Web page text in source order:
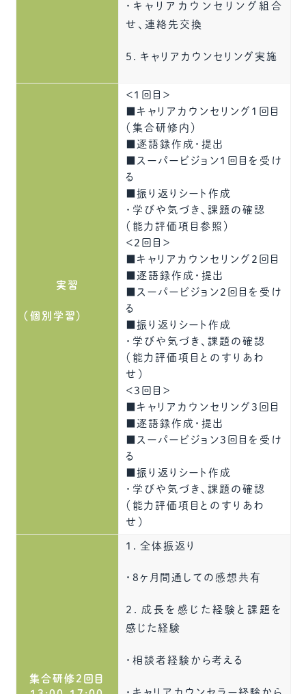
・キャリアカウンセリング組合
せ、連絡先交換
５．キャリアカウンセリング実施
実習
（個別学習）
＜1回目＞
■キャリアカウンセリング1回目
（集合研修内）
■逐語録作成・提出
■スーパービジョン1回目を受け
る
■振り返りシート作成
・学びや気づき、課題の確認
（能力評価項目参照）
＜2回目＞
■キャリアカウンセリング2回目
■逐語録作成・提出
■スーパービジョン2回目を受け
る
■振り返りシート作成
・学びや気づき、課題の確認
（能力評価項目とのすりあわ
せ）
＜3回目＞
■キャリアカウンセリング3回目
■逐語録作成・提出
■スーパービジョン3回目を受け
る
■振り返りシート作成
・学びや気づき、課題の確認
（能力評価項目とのすりあわ
せ）
集合研修2回目
１．全体振返り
・8ヶ月間通しての感想共有
２．成長を感じた経験と課題を
感じた経験
・相談者経験から考える